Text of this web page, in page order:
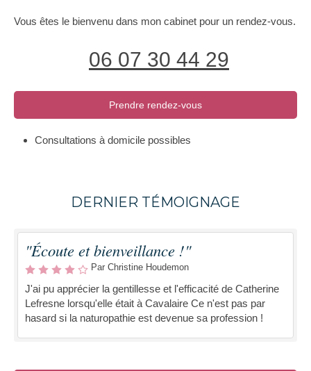
Vous êtes le bienvenu dans mon cabinet pour un rendez-vous.
06 07 30 44 29
Prendre rendez-vous
Consultations à domicile possibles
DERNIER TÉMOIGNAGE
"Écoute et bienveillance !"
Par Christine Houdemon
J'ai pu apprécier la gentillesse et l'efficacité de Catherine
Lefresne lorsqu'elle était à Cavalaire Ce n'est pas par
hasard si la naturopathie est devenue sa profession !